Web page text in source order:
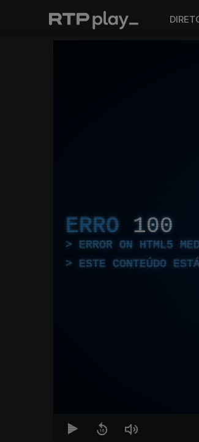
ERRO 100
ERROR ON HTML5
ESTE CONTEÚDO